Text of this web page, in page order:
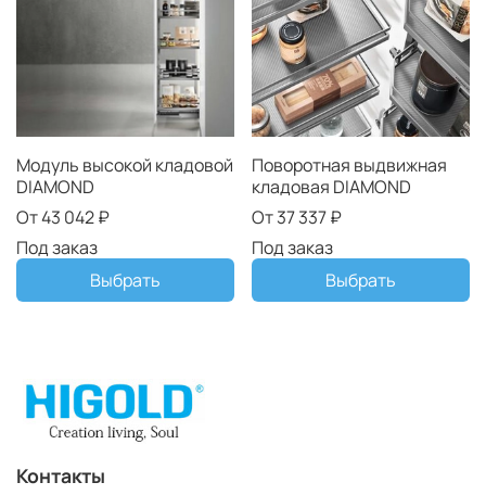
Модуль высокой кладовой
DIAMOND
От43 042 ₽
Под заказ
Выбрать
Поворотная выдвижная
кладовая DIAMOND
От37 337 ₽
Под заказ
Выбрать
Контакты